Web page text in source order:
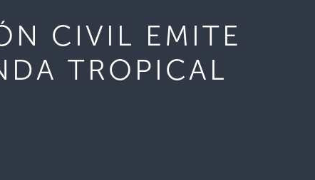
CIVIL EMITE
TROPICAL